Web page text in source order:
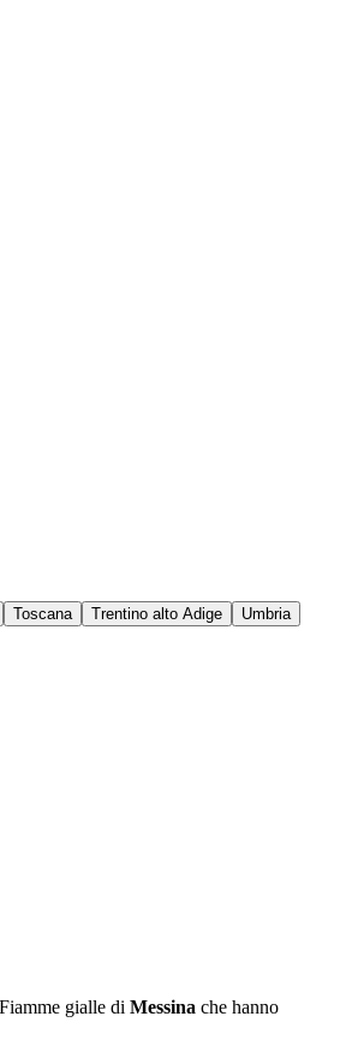
Toscana Trentino alto Adige
Umbria
gialle di Messina che hanno